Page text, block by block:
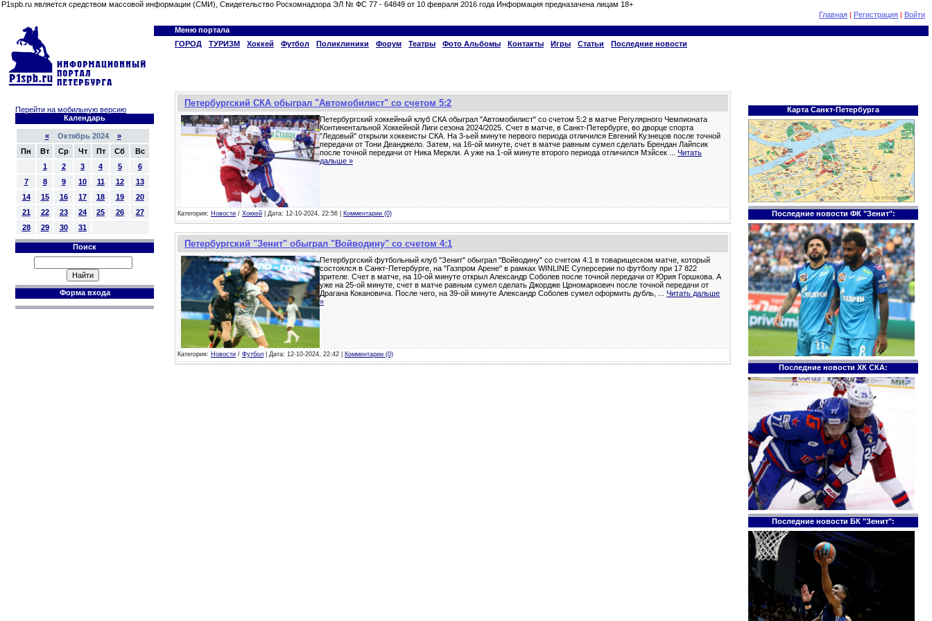
P1spb.ru является средством массовой информации (СМИ), Свидетельство Роскомнадзора ЭЛ № ФС 77 - 64849 от 10 февраля 2016 года Информация предназачена лицам 18+
Главная | Регистрация | Войти
Меню портала
ГОРОД
ТУРИЗМ Хоккей Футбол Поликлиники Форум Театры Фото Альбомы Контакты Игры Статьи Последние новости
Перейти на мобильную версию
Календарь
«Октябрь 2024 »
Пн
Вт Ср Чт Пт Сб
Вс
1
2 3 4 5
6
7
8 9 10 11 12
13
14
15 16 17 18 19
20
21
22 23 24 25 26
27
28
29 30 31
Поиск
Форма входа
Петербургский СКА обыграл "Автомобилист" со счетом 5:2
Петербургский хоккейный клуб СКА обыграл "Автомобилист" со счетом 5:2 в матче Регулярного Чемпионата
Континентальной Хоккейной Лиги сезона 2024/2025. Счет в матче, в Санкт-Петербурге, во дворце спорта
"Ледовый" открыли хоккеисты СКА. На 3-ьей минуте первого периода отличился Евгений Кузнецов после точной
передачи от Тони Деанджело. Затем, на 16-ой минуте, счет в матче равным сумел сделать Брендан Лайпсик
после точной передачи от Ника Меркли. А уже на 1-ой минуте второго периода отличился Мэйсек
Читать
дальше »
Категория: Новости / Хоккей | Дата: 12-10-2024, 22:56 | Комментарии (0)
Петербургский "Зенит" обыграл "Войводину" со счетом 4:1
Петербургский футбольный клуб "Зенит" обыграл "Войводину" со счетом 4:1 в товарищеском матче, который
состоялся в Санкт-Петербурге, на "Газпром Арене" в рамках WINLINE Суперсерии по футболу при 17 822
зрителе. Счет в матче, на 10-ой минуте открыл Александр Соболев после точной передачи от Юрия Горшкова. А
уже на 25-ой минуте, счет в матче равным сумел сделать Джордже Црномаркович после точной передачи от
Драгана Кокановича. После чего, на 39-ой минуте Александр Соболев сумел оформить дубль,
Читать дальше
»
Категория: Новости / Футбол | Дата: 12-10-2024, 22:42 | Комментарии (0)
Карта Санкт-Петербурга
Последние новости ФК "Зенит":
Последние новости ХК СКА:
Последние новости БК "Зенит":